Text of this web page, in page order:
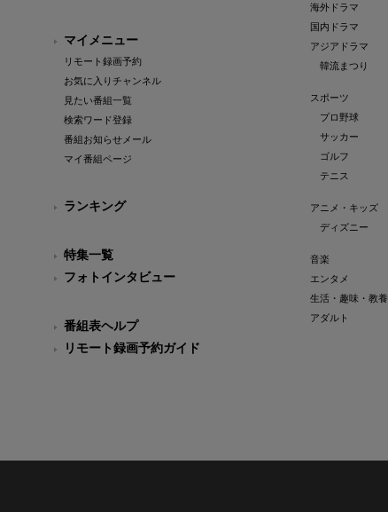
マイメニュー
リモート録画予約
お気に入りチャンネル
見たい番組一覧
検索ワード登録
番組お知らせメール
マイ番組ページ
ランキング
特集一覧
フォトインタビュー
番組表ヘルプ
リモート録画予約ガイド
海外ドラマ
国内ドラマ
アジアドラマ
韓流まつり
スポーツ
プロ野球
サッカー
ゴルフ
テニス
アニメ・キッズ
ディズニー
音楽
エンタメ
生活・趣味・教養
アダルト